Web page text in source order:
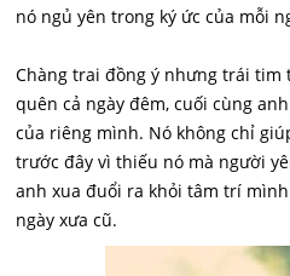
nó ngủ yên trong ký ức của mỗi
Chàng trai đồng ý nhưng trái tim
quên cả ngày đêm, cuối cùng
của riêng mình. Nó không chỉ
trước đây vì thiếu nó mà người
anh xua đuổi ra khỏi tâm trí
ngày xưa cũ.